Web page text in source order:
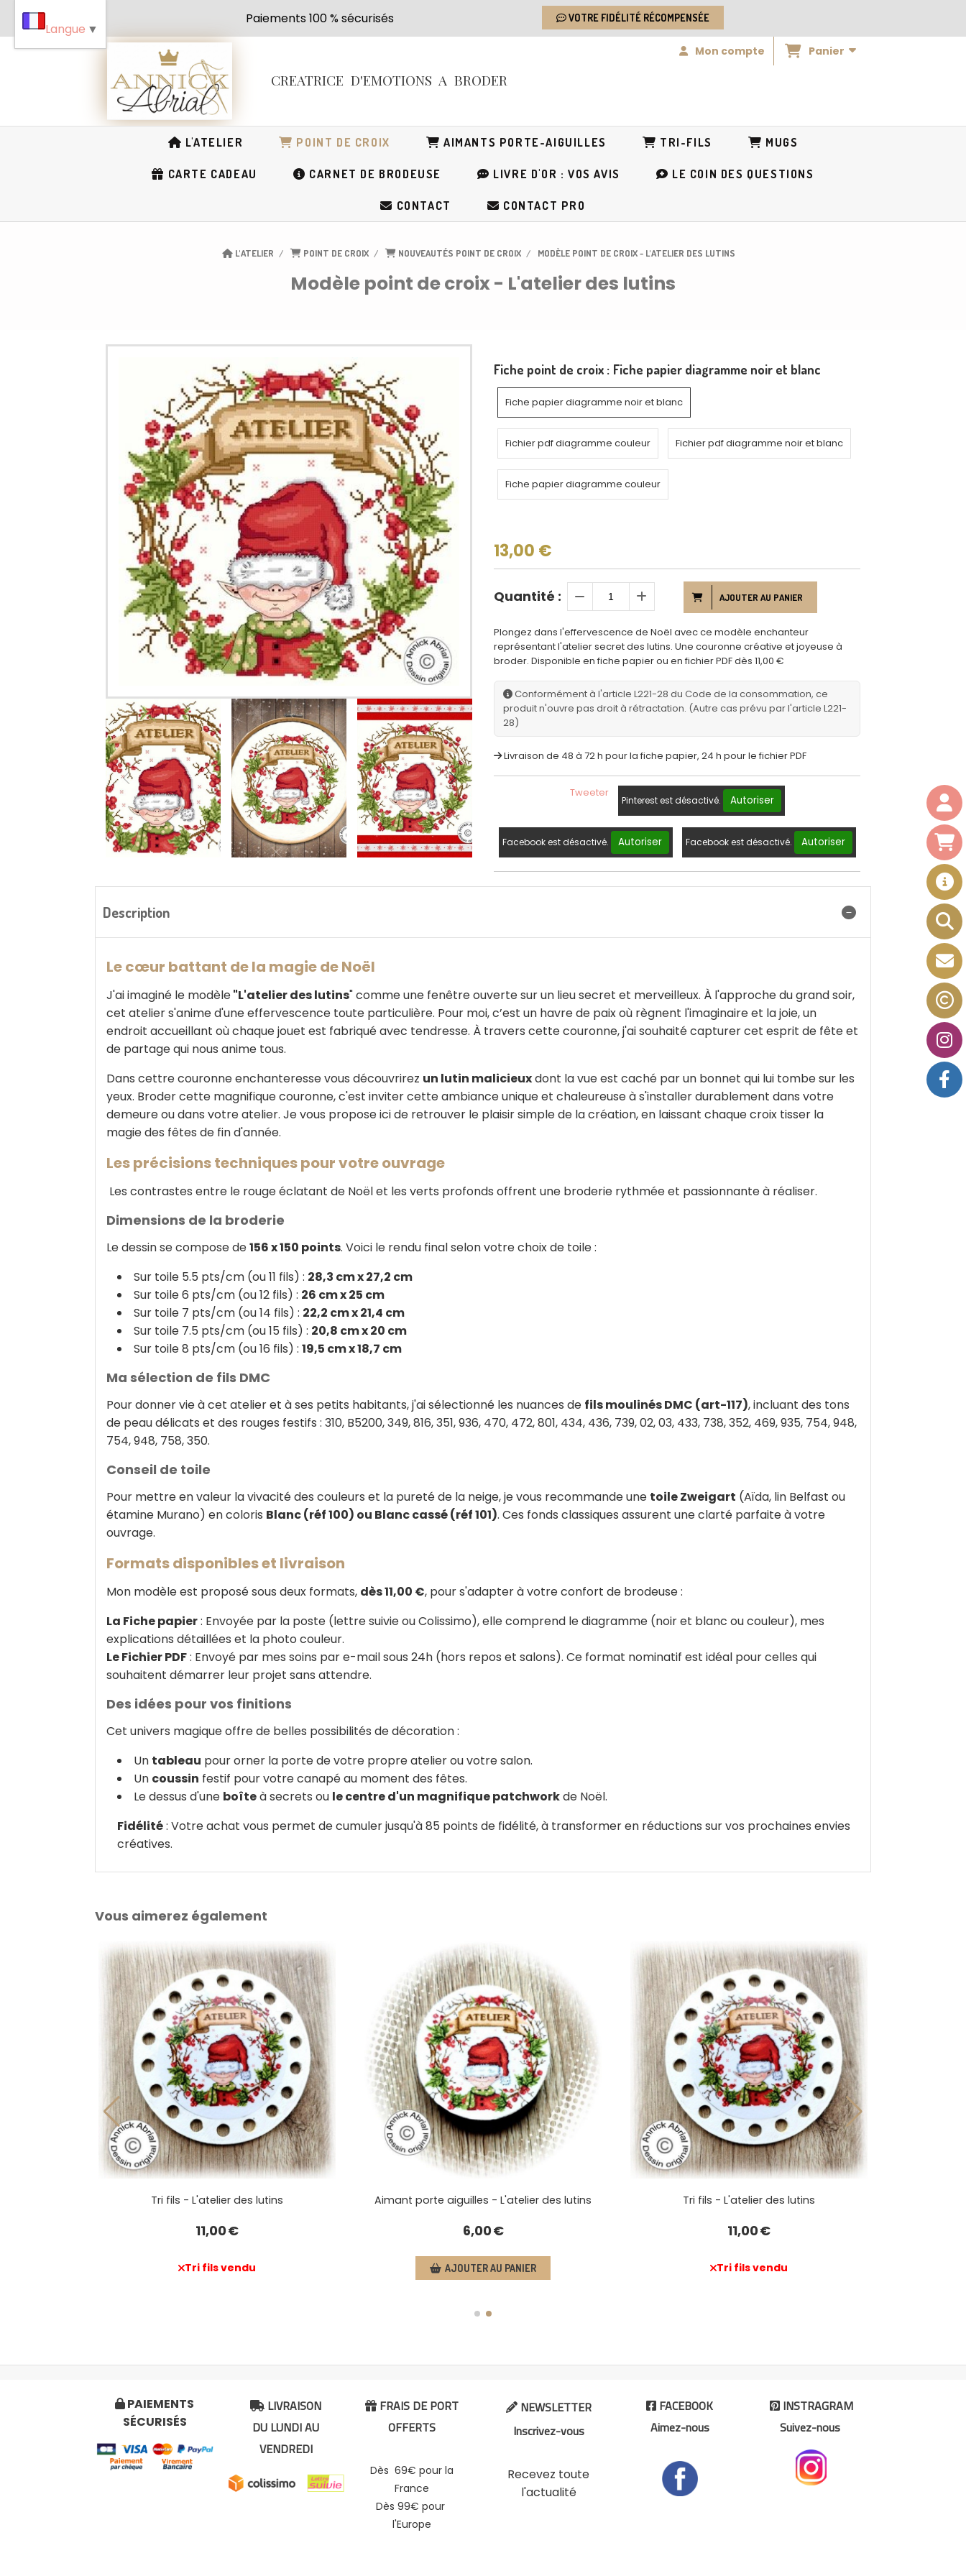
Paiements 100 % sécurisés VOTRE FIDÉLITÉ RÉCOMPENSÉE
CREATRICE D'EMOTIONS A BRODER
Mon compte Panier
L'ATELIER POINT DE CROIX AIMANTS PORTE-AIGUILLES TRI-FILS MUGS
CARTE CADEAU CARNET DE BRODEUSE LIVRE D'OR : VOS AVIS LE COIN DES QUESTIONS
CONTACT CONTACT PRO
L'ATELIER POINT DE CROIX NOUVEAUTÉS POINT DE CROIX MODÈLE POINT DE CROIX - L'ATELIER DES LUTINS
Modèle point de croix - L'atelier des lutins
Fiche point de croix : Fiche papier diagramme noir et blanc
Fiche papier diagramme noir et blanc
Fichier pdf diagramme couleur Fichier pdf diagramme noir et blanc
Fiche papier diagramme couleur
13,00 €
Quantité : AJOUTER AU PANIER
Plongez dans l'effervescence de Noël avec ce modèle enchanteur
représentant l'atelier secret des lutins. Une couronne créative et joyeuse à
broder. Disponible en fiche papier ou en fichier PDF dès 11,00 €
Conformément à l'article L221-28 du Code de la consommation, ce
produit n'ouvre pas droit à rétractation. (Autre cas prévu par l'article L221-
28)
Livraison de 48 à 72 h pour la fiche papier, 24 h pour le fichier PDF
Tweeter
Pinterest est désactivé. Autoriser
Facebook est désactivé. Autoriser Facebook est désactivé. Autoriser
Description
Le cœur battant de la magie de Noël
J'ai imaginé le modèle"L'atelier des lutins" comme une fenêtre ouverte sur un lieu secret et merveilleux. À l'approche du grand soir,
cet atelier s'anime d'une effervescence toute particulière. Pour moi, c’est un havre de paix où règnent l'imaginaire et la joie, un
endroit accueillant où chaque jouet est fabriqué avec tendresse. À travers cette couronne, j'ai souhaité capturer cet esprit de fête et
de partage qui nous anime tous.
Dans cettre couronne enchanteresse vous découvrirez un lutin malicieuxdont la vue est caché par un bonnet qui lui tombe sur les
yeux. Broder cette magnifique couronne, c'est inviter cette ambiance unique et chaleureuse à s'installer durablement dans votre
demeure ou dans votre atelier. Je vous propose ici de retrouver le plaisir simple de la création, en laissant chaque croix tisser la
magie des fêtes de fin d'année.
Les précisions techniques pour votre ouvrage
Les contrastes entre le rouge éclatant de Noël et les verts profonds offrent une broderie rythmée et passionnante à réaliser.
Dimensions de la broderie
Le dessin se compose de156 x 150 points. Voici le rendu final selon votre choix de toile :
Sur toile 5.5 pts/cm (ou 11 fils) : 28,3 cm x 27,2 cm
Sur toile 6 pts/cm (ou 12 fils) : 26 cm x 25 cm
Sur toile 7 pts/cm (ou 14 fils) : 22,2 cm x 21,4 cm
Sur toile 7.5 pts/cm (ou 15 fils) : 20,8 cm x 20 cm
Sur toile 8 pts/cm (ou 16 fils) : 19,5 cm x 18,7 cm
Ma sélection de fils DMC
Pour donner vie à cet atelier et à ses petits habitants, j'ai sélectionné les nuances de fils moulinés DMC (art-117), incluant des tons
de peau délicats et des rouges festifs : 310, B5200, 349, 816, 351, 936, 470, 472, 801, 434, 436, 739, 02, 03, 433, 738, 352, 469, 935, 754, 948,
754, 948, 758, 350.
Conseil de toile
Pour mettre en valeur la vivacité des couleurs et la pureté de la neige, je vous recommande une toile Zweigart (Aïda, lin Belfast ou
étamine Murano) en coloris Blanc (réf 100) ou Blanc cassé (réf 101). Ces fonds classiques assurent une clarté parfaite à votre
ouvrage.
Formats disponibles et livraison
Mon modèle est proposé sous deux formats, dès 11,00 €, pour s'adapter à votre confort de brodeuse :
La Fiche papier: Envoyée par la poste (lettre suivie ou Colissimo), elle comprend le diagramme (noir et blanc ou couleur), mes
explications détaillées et la photo couleur.
Le Fichier PDF: Envoyé par mes soins par e-mail sous 24h (hors repos et salons). Ce format nominatif est idéal pour celles qui
souhaitent démarrer leur projet sans attendre.
Des idées pour vos finitions
Cet univers magique offre de belles possibilités de décoration :
Un tableau pour orner la porte de votre propre atelier ou votre salon.
Un coussin festif pour votre canapé au moment des fêtes.
Le dessus d'une boîteà secrets ou le centre d'un magnifique patchworkde Noël.
Fidélité: Votre achat vous permet de cumuler jusqu'à 85 points de fidélité, à transformer en réductions sur vos prochaines envies
créatives.
Vous aimerez également
Tri fils - L'atelier des lutins
11,00€
Tri fils vendu
Aimant porte aiguilles - L'atelier des lutins
6,00€
AJOUTER AU PANIER
Tri fils - L'atelier des lutins
11,00€
Tri fils vendu
 PAIEMENTS
SÉCURISÉS
 LIVRAISON
DU LUNDI AU
VENDREDI
 FRAIS DE PORT
OFFERTS
Dès 69€ pour la
France
Dès 99€ pour
l'Europe
NEWSLETTER
Inscrivez-vous
Recevez toute
l'actualité
 FACEBOOK
Aimez-nous
INSTRAGRAM
Suivez-nous
Langue ▼